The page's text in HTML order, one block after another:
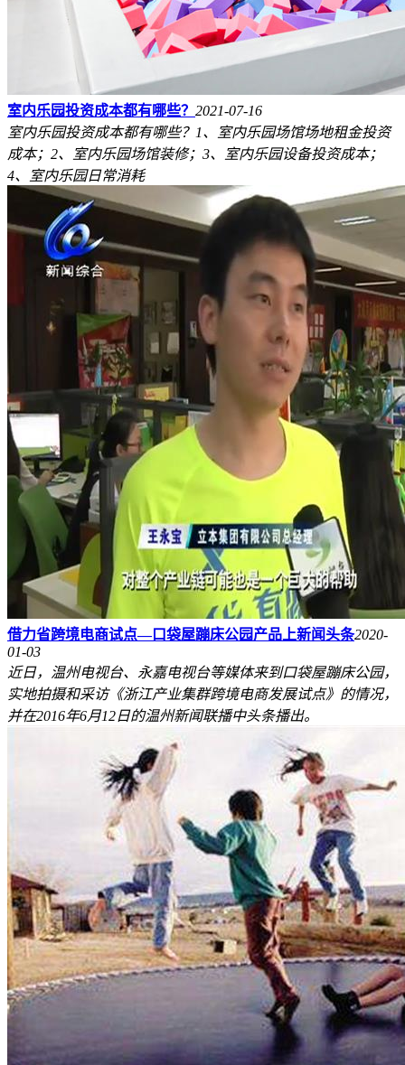
室内乐园投资成本都有哪些？ 2021-07-16
室内乐园投资成本都有哪些？1、室内乐园场馆场地租金投资
成本；2、室内乐园场馆装修；3、室内乐园设备投资成本；
4、室内乐园日常消耗
借力省跨境电商试点—口袋屋蹦床公园产品上新闻头条2020-
01-03
近日，温州电视台、永嘉电视台等媒体来到口袋屋蹦床公园，
实地拍摄和采访《浙江产业集群跨境电商发展试点》的情况，
并在2016年6月12日的温州新闻联播中头条播出。